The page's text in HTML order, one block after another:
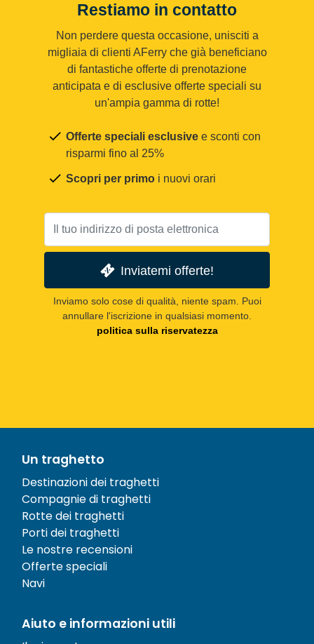
Restiamo in contatto
Non perdere questa occasione, unisciti a
migliaia di clienti AFerry che già beneficiano
di fantastiche offerte di prenotazione
anticipata e di esclusive offerte speciali su
un'ampia gamma di rotte!
Offerte speciali esclusive e sconti con
risparmi fino al 25%
Scopri per primo i nuovi orari
Inviatemi offerte!
Inviamo solo cose di qualità, niente spam. Puoi
annullare l'iscrizione in qualsiasi momento.
politica sulla riservatezza
Un traghetto
Destinazioni dei traghetti
Compagnie di traghetti
Rotte dei traghetti
Porti dei traghetti
Le nostre recensioni
Offerte speciali
Navi
Aiuto e informazioni utili